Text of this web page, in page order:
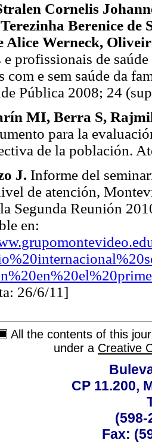
Cornelis
Berenice
Alice Werneck,
e profissionais de
com e sem saúde da
Pública 2008; 24
MI, Berra S,
para la
de la población.
J. Informe del
de atención,
Segunda Reunión
en:
26/6/11]
All the contents of this
under a Creative
CP 11.200,
(598-
Fax: